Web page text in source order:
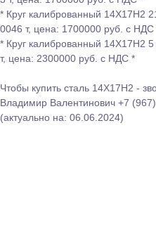
ID: 1177803